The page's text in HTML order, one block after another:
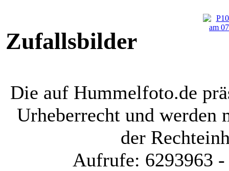
Zufallsbilder
Die auf Hummelfoto.de
Urheberrecht und werden
der
Aufrufe: 6293963